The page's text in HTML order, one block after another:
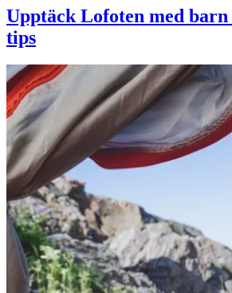
Upptäck Lofoten med barn
tips